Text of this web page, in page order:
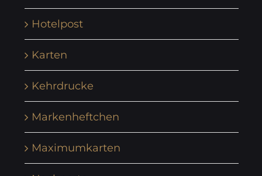
Hotelpost
Karten
Kehrdrucke
Markenheftchen
Maximumkarten